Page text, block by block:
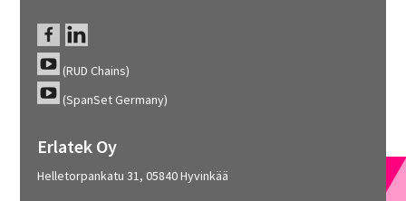
(RUD Chains)
(SpanSet Germany)
Erlatek Oy
Helletorpankatu 31, 05840 Hyvinkää